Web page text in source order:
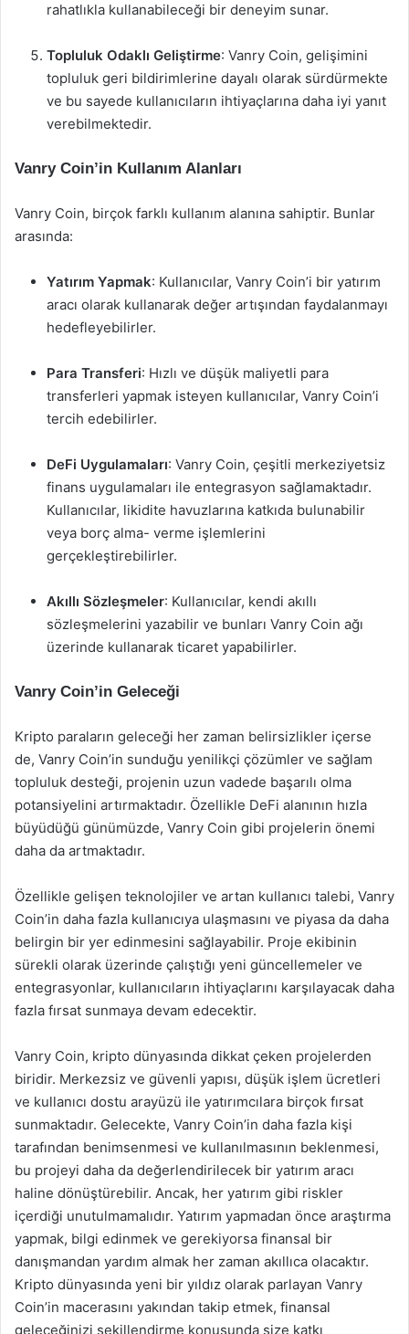
rahatlıkla kullanabileceği bir deneyim sunar.
Topluluk Odaklı Geliştirme: Vanry Coin, gelişimini
topluluk geri bildirimlerine dayalı olarak sürdürmekte
ve bu sayede kullanıcıların ihtiyaçlarına daha iyi yanıt
verebilmektedir.
Vanry Coin’in Kullanım Alanları
Vanry Coin, birçok farklı kullanım alanına sahiptir. Bunlar
arasında:
Yatırım Yapmak: Kullanıcılar, Vanry Coin’i bir yatırım
aracı olarak kullanarak değer artışından faydalanmayı
hedefleyebilirler.
Para Transferi: Hızlı ve düşük maliyetli para
transferleri yapmak isteyen kullanıcılar, Vanry Coin’i
tercih edebilirler.
DeFi Uygulamaları: Vanry Coin, çeşitli merkeziyetsiz
finans uygulamaları ile entegrasyon sağlamaktadır.
Kullanıcılar, likidite havuzlarına katkıda bulunabilir
veya borç alma- verme işlemlerini
gerçekleştirebilirler.
Akıllı Sözleşmeler: Kullanıcılar, kendi akıllı
sözleşmelerini yazabilir ve bunları Vanry Coin ağı
üzerinde kullanarak ticaret yapabilirler.
Vanry Coin’in Geleceği
Kripto paraların geleceği her zaman belirsizlikler içerse
de, Vanry Coin’in sunduğu yenilikçi çözümler ve sağlam
topluluk desteği, projenin uzun vadede başarılı olma
potansiyelini artırmaktadır. Özellikle DeFi alanının hızla
büyüdüğü günümüzde, Vanry Coin gibi projelerin önemi
daha da artmaktadır.
Özellikle gelişen teknolojiler ve artan kullanıcı talebi, Vanry
Coin’in daha fazla kullanıcıya ulaşmasını ve piyasa da daha
belirgin bir yer edinmesini sağlayabilir. Proje ekibinin
sürekli olarak üzerinde çalıştığı yeni güncellemeler ve
entegrasyonlar, kullanıcıların ihtiyaçlarını karşılayacak daha
fazla fırsat sunmaya devam edecektir.
Vanry Coin, kripto dünyasında dikkat çeken projelerden
biridir. Merkezsiz ve güvenli yapısı, düşük işlem ücretleri
ve kullanıcı dostu arayüzü ile yatırımcılara birçok fırsat
sunmaktadır. Gelecekte, Vanry Coin’in daha fazla kişi
tarafından benimsenmesi ve kullanılmasının beklenmesi,
bu projeyi daha da değerlendirilecek bir yatırım aracı
haline dönüştürebilir. Ancak, her yatırım gibi riskler
içerdiği unutulmamalıdır. Yatırım yapmadan önce araştırma
yapmak, bilgi edinmek ve gerekiyorsa finansal bir
danışmandan yardım almak her zaman akıllıca olacaktır.
Kripto dünyasında yeni bir yıldız olarak parlayan Vanry
Coin’in macerasını yakından takip etmek, finansal
geleceğinizi şekillendirme konusunda size katkı